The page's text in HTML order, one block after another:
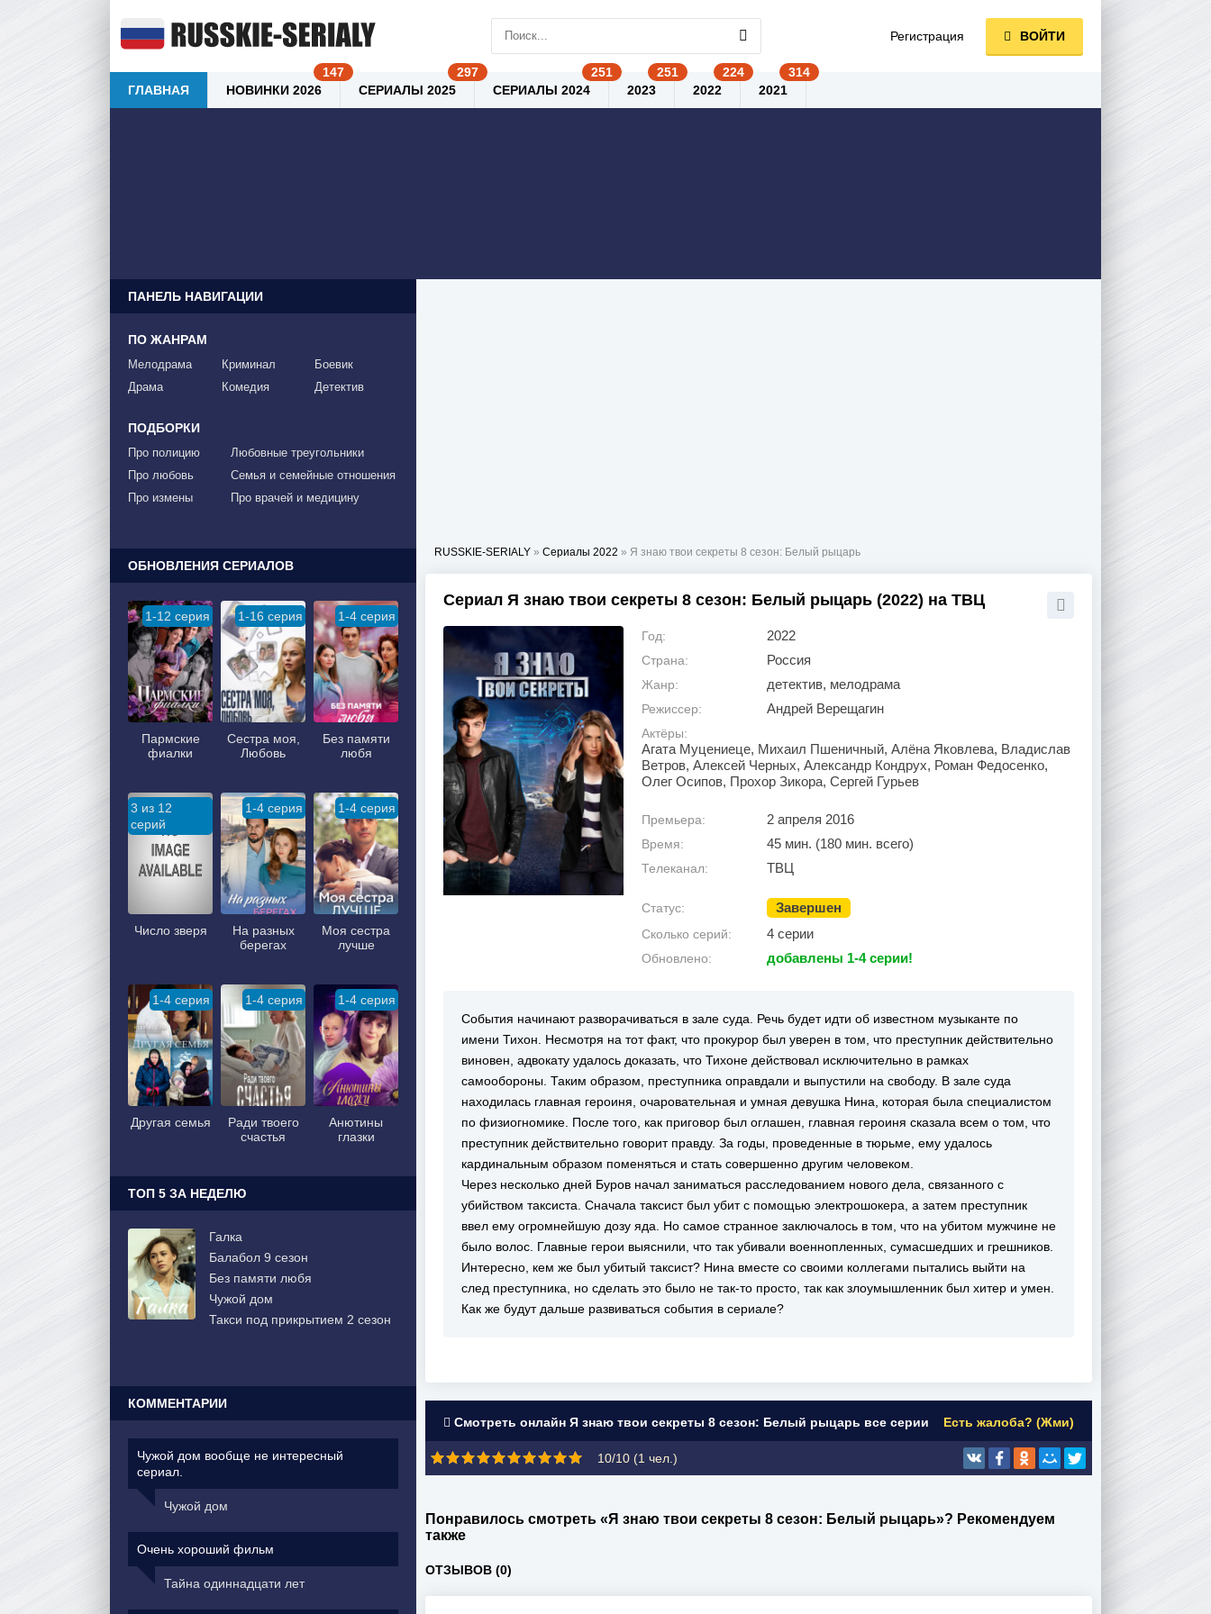
RUSSKIE-SERIALY » Сериалы 2022 » Я знаю твои секреты 8 сезон: Белый рыцарь
Сериал Я знаю твои секреты 8 сезон: Белый рыцарь (2022) на ТВЦ
Год: 2022
Страна: Россия
Жанр: детектив, мелодрама
Режиссер: Андрей Верещагин
Актёры:
Агата Муцениеце, Михаил Пшеничный, Алёна Яковлева, Владислав
Ветров, Алексей Черных, Александр Кондрух, Роман Федосенко,
Олег Осипов, Прохор Зикора, Сергей Гурьев
Премьера: 2 апреля 2016
Время: 45 мин. (180 мин. всего)
Телеканал: ТВЦ
Статус: Завершен
Сколько серий: 4 серии
Обновлено: добавлены 1-4 серии!
События начинают разворачиваться в зале суда. Речь будет идти об известном музыканте по
имени Тихон. Несмотря на тот факт, что прокурор был уверен в том, что преступник действительно
виновен, адвокату удалось доказать, что Тихоне действовал исключительно в рамках
самообороны. Таким образом, преступника оправдали и выпустили на свободу. В зале суда
находилась главная героиня, очаровательная и умная девушка Нина, которая была специалистом
по физиогномике. После того, как приговор был оглашен, главная героиня сказала всем о том, что
преступник действительно говорит правду. За годы, проведенные в тюрьме, ему удалось
кардинальным образом поменяться и стать совершенно другим человеком.
Через несколько дней Буров начал заниматься расследованием нового дела, связанного с
убийством таксиста. Сначала таксист был убит с помощью электрошокера, а затем преступник
ввел ему огромнейшую дозу яда. Но самое странное заключалось в том, что на убитом мужчине не
было волос. Главные герои выяснили, что так убивали военнопленных, сумасшедших и грешников.
Интересно, кем же был убитый таксист? Нина вместе со своими коллегами пытались выйти на
след преступника, но сделать это было не так-то просто, так как злоумышленник был хитер и умен.
Как же будут дальше развиваться события в сериале?
Смотреть онлайн Я знаю твои секреты 8 сезон: Белый рыцарь все серии Есть жалоба? (Жми)
10/10 (1 чел.)
Понравилось смотреть «Я знаю твои секреты 8 сезон: Белый рыцарь»? Рекомендуем
также
ОТЗЫВОВ (0)
ПАНЕЛЬ НАВИГАЦИИ
ПО ЖАНРАМ
Мелодрама
Драма
Криминал
Комедия
Боевик
Детектив
ПОДБОРКИ
Про полицию
Про любовь
Про измены
Любовные треугольники
Семья и семейные отношения
Про врачей и медицину
ОБНОВЛЕНИЯ СЕРИАЛОВ
1-12 серия
Пармские
фиалки
1-16 серия
Сестра моя,
Любовь
1-4 серия
Без памяти
любя
3 из 12
серий
Число зверя
1-4 серия
На разных
берегах
1-4 серия
Моя сестра
лучше
1-4 серия
Другая семья
1-4 серия
Ради твоего
счастья
1-4 серия
Анютины
глазки
ТОП 5 ЗА НЕДЕЛЮ
Галка
Балабол 9 сезон
Без памяти любя
Чужой дом
Такси под прикрытием 2 сезон
КОММЕНТАРИИ
Чужой дом вообще не интересный
сериал.
Чужой дом
Очень хороший фильм
Тайна одиннадцати лет
Регистрация ВОЙТИ
ГЛАВНАЯ НОВИНКИ 2026 СЕРИАЛЫ 2025 СЕРИАЛЫ 2024 2023 2022 2021